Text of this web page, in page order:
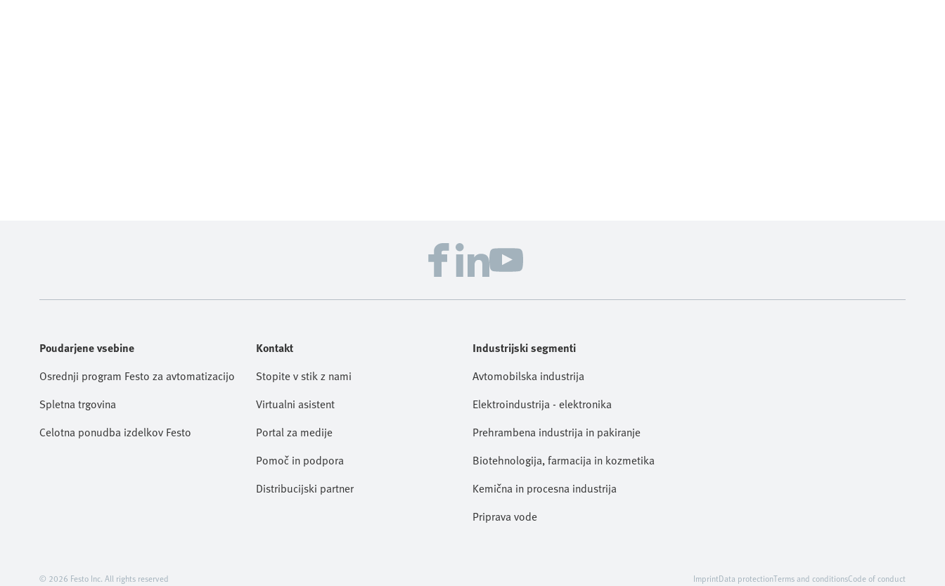
Poudarjene vsebine
Osrednji program Festo za avtomatizacijo
Spletna trgovina
Celotna ponudba izdelkov Festo
Kontakt
Stopite v stik z nami
Virtualni asistent
Portal za medije
Pomoč in podpora
Distribucijski partner
Industrijski segmenti
Avtomobilska industrija
Elektroindustrija - elektronika
Prehrambena industrija in pakiranje
Biotehnologija, farmacija in kozmetika
Kemična in procesna industrija
Priprava vode
© 2026 Festo Inc. All rights reserved ImprintData protectionTerms and conditionsCode of conduct